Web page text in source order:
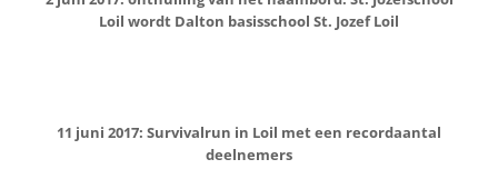
Loil wordt Dalton basisschool St. Jozef Loil
11 juni 2017: Survivalrun in Loil met een recordaantal
deelnemers